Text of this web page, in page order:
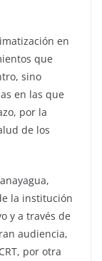
en
que
sino
en las que
por la
de los
la institución
y a través de
audiencia,
por otra